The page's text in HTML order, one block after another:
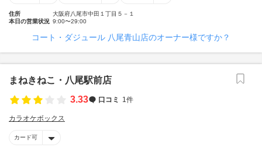
住所
大阪府八尾市中田１丁目５－１
本日の営業状況 9:00〜29:00
コート・ダジュール 八尾青山店のオーナー様ですか？
まねきねこ・八尾駅前店
3.33
口コミ 1件
カラオケボックス
カード可